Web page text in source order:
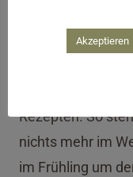
ist ein
Rezepten. So
nichts mehr im
im Frühling um
Akzeptieren